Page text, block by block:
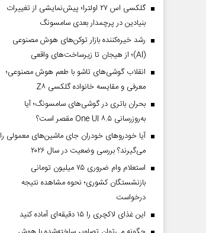
گلکسی اس ۲۷ اولترا؛ پیش‌نمایشی از تغییرات
بنیادین در پرچمدار بعدی سامسونگ
رشد خیره‌کننده بازار توکن‌های هوش مصنوعی
(AI)؛ از هیجان تا زیرساخت‌های واقعی
انقلاب گوشی‌های تاشو‌ با طعم هوش مصنوعی؛
معرفی و مقایسه خانواده گلکسی Z۸
بحران باتری در گوشی‌های سامسونگ؛ آیا
به‌روزرسانی One UI ۸.۵ مقصر است؟
آیا خودروهای خودران جای ماشین‌های معمولی را
می‌گیرند؟ بررسی وضعیت در سال ۲۰۲۶
استعلام وام ضروری ۷۵ میلیون تومانی
بازنشستگان کشوری؛ نحوه مشاهده نتیجه
درخواست
این غذای لاکچری را ۱۵ دقیقه‌ای آماده کنید